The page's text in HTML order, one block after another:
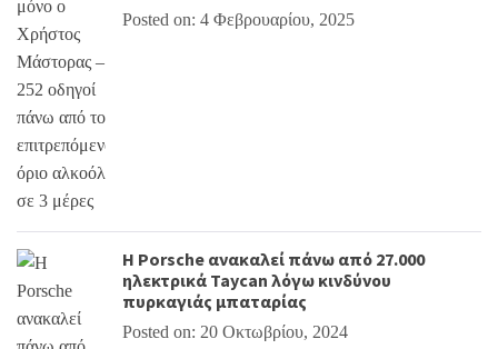
Posted on: 4 Φεβρουαρίου, 2025
Η Porsche ανακαλεί πάνω από 27.000
ηλεκτρικά Taycan λόγω κινδύνου
πυρκαγιάς μπαταρίας
Posted on: 20 Οκτωβρίου, 2024